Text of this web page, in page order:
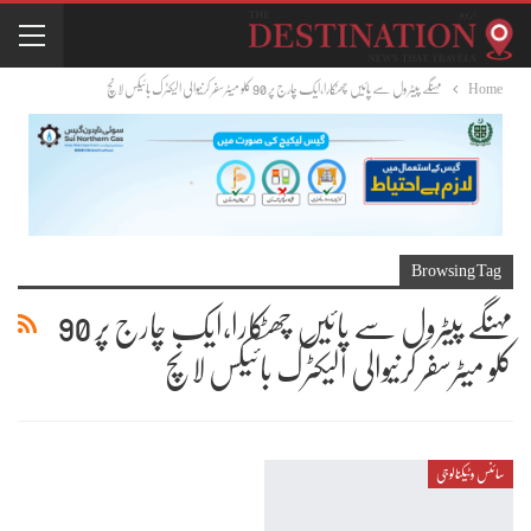
Home مہنگے پیٹرول سے پائیں چھٹکارا،ایک چارج پر 90 کلو میٹرسفر کرنیوالی الیکٹرک بائیکس لانچ
Browsing Tag
مہنگے پیٹرول سے پائیں چھٹکارا،ایک چارج پر 90
کلو میٹرسفر کرنیوالی الیکٹرک بائیکس لانچ
سائنس وٹیکنالوجی